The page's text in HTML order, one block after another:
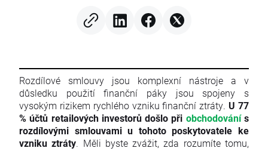
Rozdílové smlouvy jsou komplexní nástroje a v
důsledku použití finanční páky jsou spojeny s
vysokým rizikem rychlého vzniku finanční ztráty. U 77
% účtů retailových investorů došlo při obchodovánís
rozdílovými smlouvami u tohoto poskytovatele ke
vzniku ztráty. Měli byste zvážit, zda rozumíte tomu,